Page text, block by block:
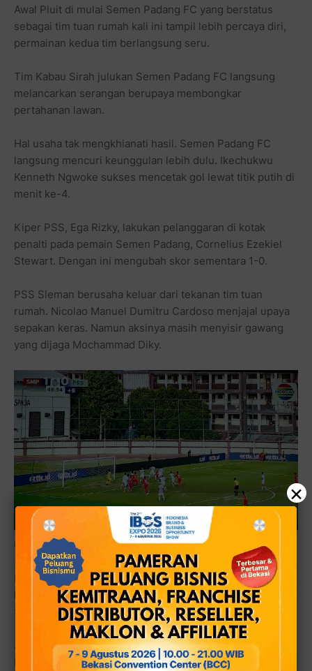
Awal Pluit di mulai Semen Padang FC yang berstatus
sebagai tim tuan rumah kali ini tampil lebih percaya diri,
permainan kedua tim berlangsung seru.
Tim Kabau Sirah julukan Semen Padang FC langsung
melancarkan serangan berupaya membongkar
pertahanan lawan.
Hal usaha tak mengkhianati hasil. Semen Padang FC
langsung mencuri keunggulan lebih dulu. Ikechukwu
Kenneth Ngwoke sukses mencetak gol lewat titik putih di
menit ke-4.
Kiper PSS, Ega Rizky, lakukan pelanggaran di kotak
penalti pada pemain Semen Padang, Cornelius Ezekiel
Stewart. Dengan ini mengubah skor sementara 1-0.
PSS Sleman berusaha keluar dari tekanan tim tuan
rumah. Nicolao Manuel Dumitru Cardoso menjajal upaya
sepakan keras. Namun aksinya masih menyisir gawang
yang dijaga Mochammad Diky.
Photo: cuplikan tayangan Indosiar
Hingga peluit babak pertama dibunyikan, tetap bertahan
hingga turun minum tak ada gol tercipta. Skor untuk
Semen Padang Fc 1 🆚 0 Pss Sleman
JALANNYA PERTANDINGAN BABAK KEDUA
Pasukan Kabau Sirah semakin ganas, semakin terus
×